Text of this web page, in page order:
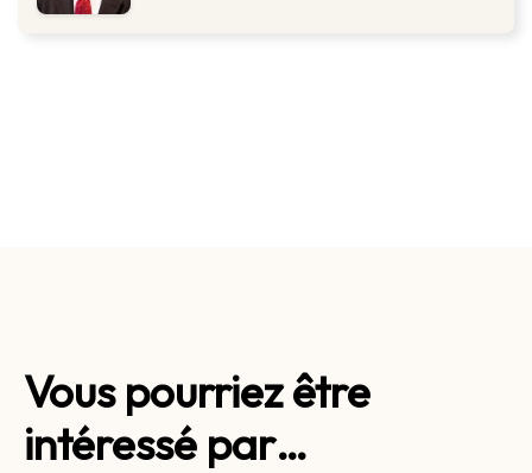
Vous pourriez être
intéressé par…